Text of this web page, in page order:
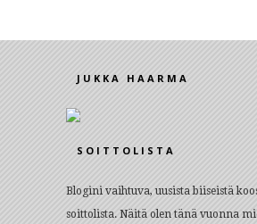
JUKKA HAARMA
SOITTOLISTA
Blogini vaihtuva, uusista biiseistä
soittolista. Näitä olen tänä vuonna